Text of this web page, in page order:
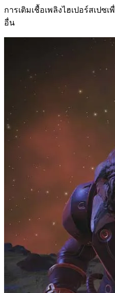
การเติมเชื้อเพลิงไฮเปอร์สเปซ
อื่น